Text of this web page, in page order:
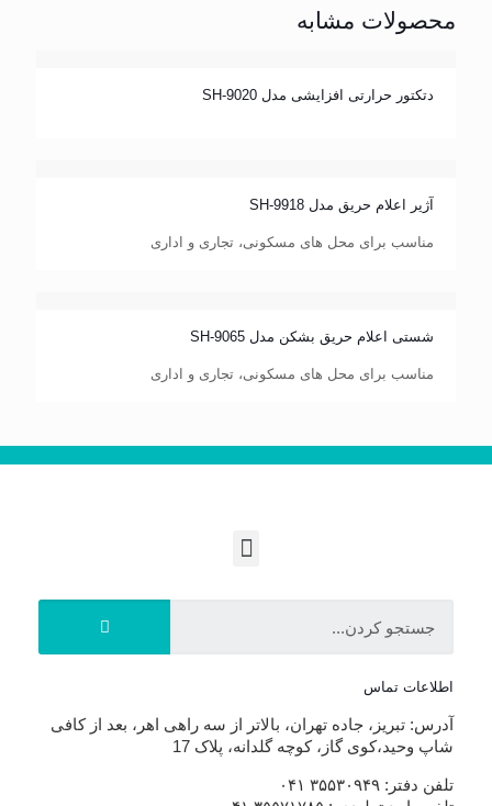
محصولات مشابه
جهت مشاهده مشخصات فنی روی تصویر کلیک کنید
دتکتور حرارتی افزایشی مدل SH-9020
جهت مشاهده مشخصات فنی روی تصویر کلیک کنید
آژیر اعلام حریق مدل SH-9918
مناسب برای محل های مسکونی، تجاری و اداری
جهت مشاهده مشخصات فنی روی تصویر کلیک کنید
شستی اعلام حریق بشکن مدل SH-9065
مناسب برای محل های مسکونی، تجاری و اداری
اطلاعات تماس
آدرس: تبریز، جاده تهران، بالاتر از سه راهی اهر، بعد از کافی
شاپ وحید،کوی گاز، کوچه گلدانه، پلاک 17
تلفن دفتر: ۳۵۵۳۰۹۴۹ ۰۴۱